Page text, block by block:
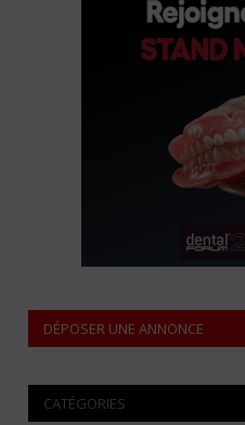
DÉPOSER UNE ANNONCE
CATÉGORIES